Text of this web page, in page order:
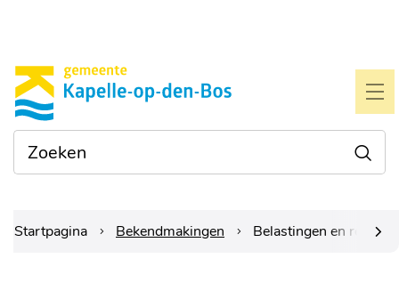
Gemeente
Kapelle-
op-
den-
Waarmee
kunnen
we je
Startpagina Bekendmakingen Belastingen en